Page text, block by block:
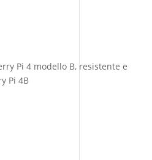
Pi 4 modello B, resistente e
Pi 4B